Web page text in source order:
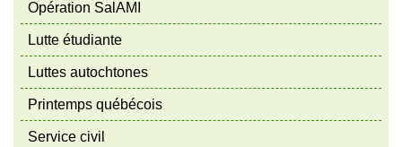
Opération SalAMI
Lutte étudiante
Luttes autochtones
Printemps québécois
Service civil